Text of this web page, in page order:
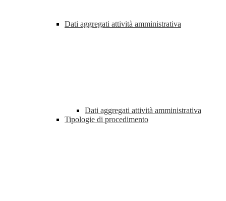
Dati aggregati attività amministrativa
Dati aggregati attività amministrativa
Tipologie di procedimento